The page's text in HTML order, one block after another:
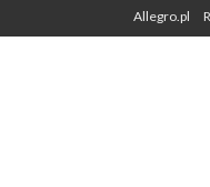
Allegro.pl